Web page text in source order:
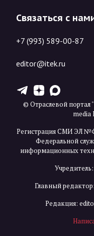
Связаться с
+7 (993) 589-00-87
editor@itek.ru
T Z X
© Отраслевой портал
media
Регистрация СМИ ЭЛ
Федеральной
информационных
Главный
Редакция: